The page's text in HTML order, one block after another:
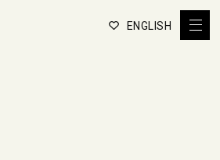
ENGLISH